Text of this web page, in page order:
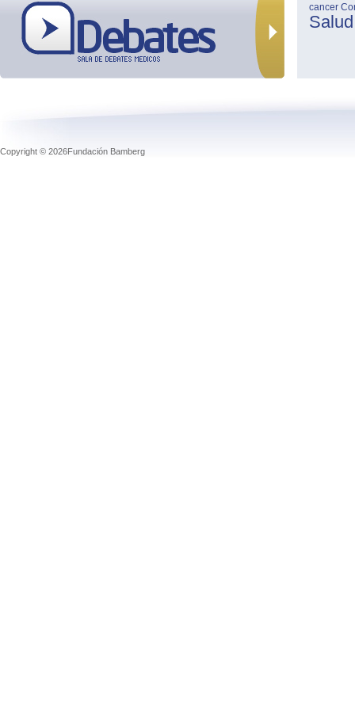
cancer
Salud
Copyright © 2026Fundación Bamberg